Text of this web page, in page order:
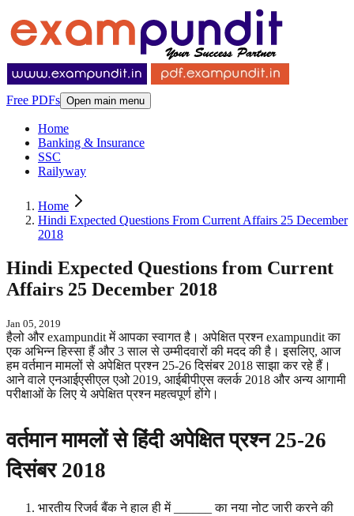
Free PDFs Open main menu
Home
Banking & Insurance
SSC
Railyway
Home
Hindi Expected Questions From Current Affairs 25 December
2018
Hindi Expected Questions from Current
Affairs 25 December 2018
Jan 05, 2019
हैलो और exampundit में आपका स्वागत है। अपेक्षित प्रश्न exampundit का
एक अभिन्न हिस्सा हैं और 3 साल से उम्मीदवारों की मदद की है। इसलिए, आज
हम वर्तमान मामलों से अपेक्षित प्रश्न 25-26 दिसंबर 2018 साझा कर रहे हैं।
आने वाले एनआईएसीएल एओ 2019, आईबीपीएस क्लर्क 2018 और अन्य आगामी
परीक्षाओं के लिए ये अपेक्षित प्रश्न महत्वपूर्ण होंगे।
वर्तमान मामलों से हिंदी अपेक्षित प्रश्न 25-26
दिसंबर 2018
भारतीय रिजर्व बैंक ने हाल ही में ______ का नया नोट जारी करने की